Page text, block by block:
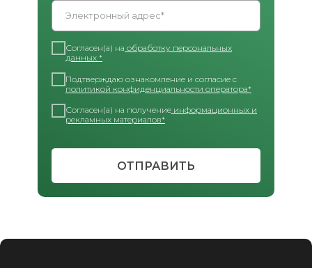
Электронный адрес*
Согласен(а) на обработку персональных
данных *
Подтверждаю ознакомление и согласие с
политикой конфиденциальности оператора*
Согласен(а) на получение информационных и
рекламных материалов*
ОТПРАВИТЬ